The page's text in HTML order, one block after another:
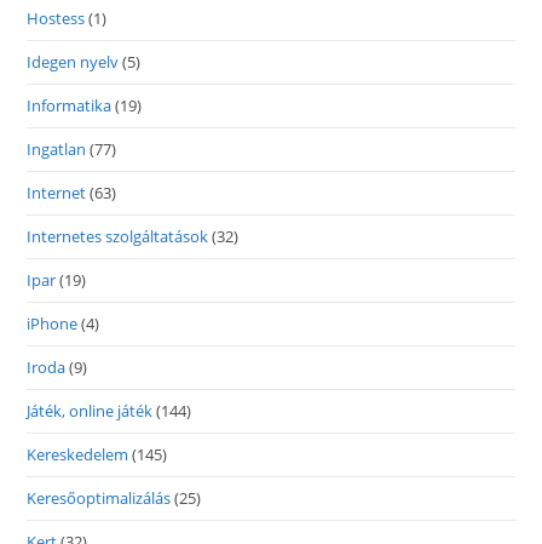
Hostess(1)
Idegen nyelv(5)
Informatika(19)
Ingatlan (77)
Internet(63)
Internetes szolgáltatások(32)
Ipar(19)
iPhone(4)
Iroda(9)
Játék, online játék(144)
Kereskedelem (145)
Keresőoptimalizálás(25)